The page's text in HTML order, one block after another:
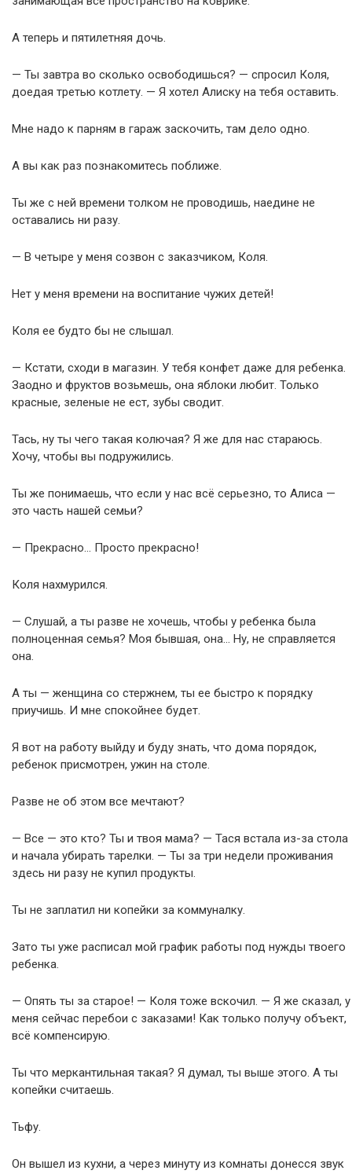
А теперь и пятилетняя дочь.
— Ты завтра во сколько освободишься? — спросил Коля,
доедая третью котлету. — Я хотел Алиску на тебя оставить.
Мне надо к парням в гараж заскочить, там дело одно.
А вы как раз познакомитесь поближе.
Ты же с ней времени толком не проводишь, наедине не
оставались ни разу.
— В четыре у меня созвон с заказчиком, Коля.
Нет у меня времени на воспитание чужих детей!
Коля ее будто бы не слышал.
— Кстати, сходи в магазин. У тебя конфет даже для ребенка.
Заодно и фруктов возьмешь, она яблоки любит. Только
красные, зеленые не ест, зубы сводит.
Тась, ну ты чего такая колючая? Я же для нас стараюсь.
Хочу, чтобы вы подружились.
Ты же понимаешь, что если у нас всё серьезно, то Алиса —
это часть нашей семьи?
— Прекрасно… Просто прекрасно!
Коля нахмурился.
— Слушай, а ты разве не хочешь, чтобы у ребенка была
полноценная семья? Моя бывшая, она… Ну, не справляется
она.
А ты — женщина со стержнем, ты ее быстро к порядку
приучишь. И мне спокойнее будет.
Я вот на работу выйду и буду знать, что дома порядок,
ребенок присмотрен, ужин на столе.
Разве не об этом все мечтают?
— Все — это кто? Ты и твоя мама? — Тася встала из-за стола
и начала убирать тарелки. — Ты за три недели проживания
здесь ни разу не купил продукты.
Ты не заплатил ни копейки за коммуналку.
Зато ты уже расписал мой график работы под нужды твоего
ребенка.
— Опять ты за старое! — Коля тоже вскочил. — Я же сказал, у
меня сейчас перебои с заказами! Как только получу объект,
всё компенсирую.
Ты что меркантильная такая? Я думал, ты выше этого. А ты
копейки считаешь.
Тьфу.
Он вышел из кухни, а через минуту из комнаты донесся звук